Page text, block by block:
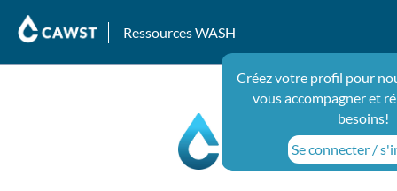
Ressources WASH
Créez votre profil pour
vous accompagner et
besoins!
Se connecter /